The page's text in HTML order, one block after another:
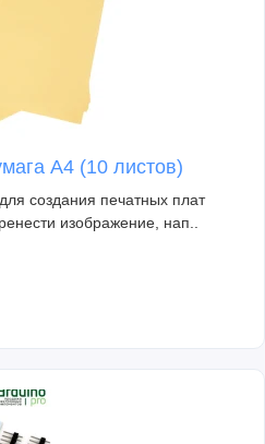
А4 (10 листов)
создания печатных плат
изображение, нап..